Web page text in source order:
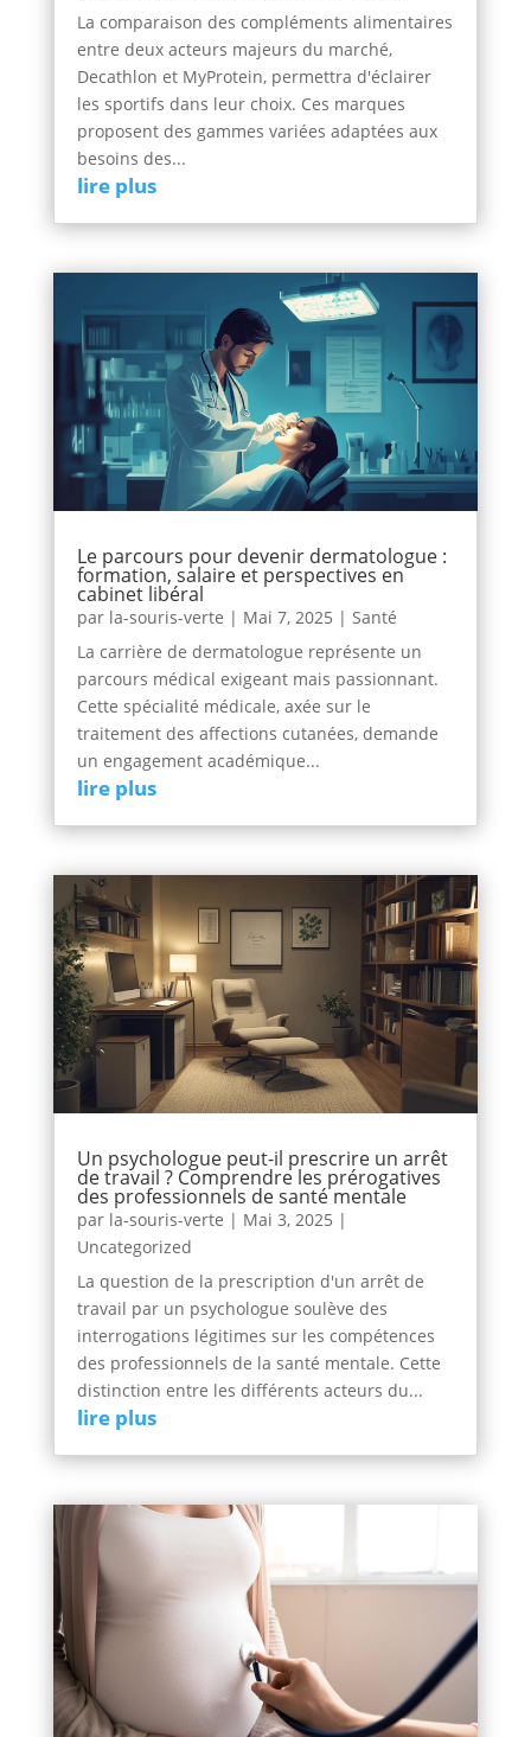
La comparaison des compléments alimentaires
entre deux acteurs majeurs du marché,
Decathlon et MyProtein, permettra d'éclairer
les sportifs dans leur choix. Ces marques
proposent des gammes variées adaptées aux
besoins des...
lire plus
Le parcours pour devenir dermatologue :
formation, salaire et perspectives en
cabinet libéral
par la-souris-verte | Mai 7, 2025 | Santé
La carrière de dermatologue représente un
parcours médical exigeant mais passionnant.
Cette spécialité médicale, axée sur le
traitement des affections cutanées, demande
un engagement académique...
lire plus
Un psychologue peut-il prescrire un arrêt
de travail ? Comprendre les prérogatives
des professionnels de santé mentale
par la-souris-verte | Mai 3, 2025 |
Uncategorized
La question de la prescription d'un arrêt de
travail par un psychologue soulève des
interrogations légitimes sur les compétences
des professionnels de la santé mentale. Cette
distinction entre les différents acteurs du...
lire plus